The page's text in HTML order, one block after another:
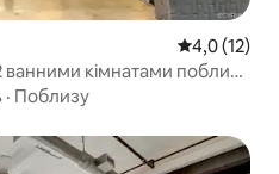
Середня
4,0 (12)
ванними кімнатами поблизу
· Поблизу